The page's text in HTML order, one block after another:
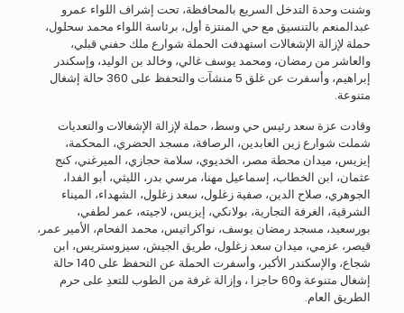
وشنت وحدة التدخل السريع بالمحافظة، تحت إشراف اللواء عمرو
عبدالمنعم بالتنسيق مع حي المنتزة أول، برئاسة اللواء محمد سحلول،
حملة لإزالة الإشغالات استهدفت الحملة شوارع ملك حفني قبلي،
والعاشر من رمضان، ومحمد يوسف غالي، وخالد بن الوليد، وإسكندر
إبراهيم، وأسفرت عن غلق 5 منشآت والتحفظ على 360 حالة إشغال
متنوعة.
وقادت عزة سعد رئيس حي وسط، حملة لإزالة الإشغالات والتعديات
شملت شوارع زين العابدين، الرصافة، مسجد الحضري، المحكمة،
إيزيس، ميدان محطة مصر، الخديوي، سلامة حجازي، الميرغني، كنج
عثمان، ابن الخطاب، إسماعيل مهنا، مرسي بدر، الليثي، أبو الفدا،
الجوهري، صلاح الدين، صفية زغلول، سعد زغلول، الشهداء، الميناء
الشرقية، الغرفة التجارية، بولانكي، إيزيس، لاجيته، عمر لطفي،
بورسعيد، مسجد رمضان يوسف، نواكراتيس، محمد الفحام، الأمير عمر،
قيصر، عزمي، ميدان سعد زغلول، طريق الجيش، سيزوستريس، ابن
شجاع، والإسكندر الأكبر، وأسفرت الحملة عن التحفظ على 140 حالة
إشغال متنوعة و60 حاجزا ، وإزالة غرفة من الطوب للتعدِ على حرم
الطريق العام.